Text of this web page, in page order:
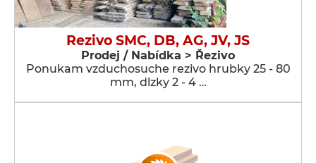
Rezivo SMC, DB, AG, JV, JS
Prodej / Nabídka > Řezivo
Ponukam vzduchosuche rezivo hrubky 25 - 80
mm, dlzky 2 - 4 …